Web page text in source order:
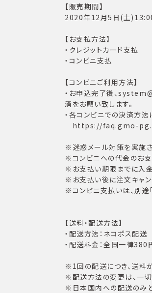
【販売期間】
2020年12月5日(土
【お支払方法】
・クレジットカード支払
・コンビニ支払
【コンビニご利用方法】
・お申込完了後、
済をお願い致します。
・各コンビニでの決済方法
https://faq.gmo-
※迷惑メール対策を実施
※コンビニへの代金のお
※お支払い期限までに入金
※お支払い後に注文キャン
※コンビニ支払いは、別途
【送料・配送方法】
・配送方法：ネコポス配送
・配送料金：全国一律380
※1回の配送につき、送料
※配送方法の変更は、一切
※日本国内への配送のみと